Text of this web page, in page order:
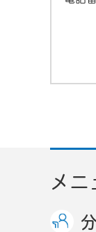
メニ